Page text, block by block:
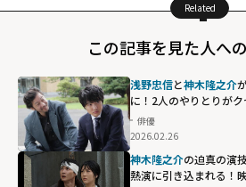
Related
この記事を見た人へ
浅野忠信と神木隆之介
に！2人のやりとりがク
俳優
2026.02.26
神木隆之介の迫真の演
熱演に引き込まれる！